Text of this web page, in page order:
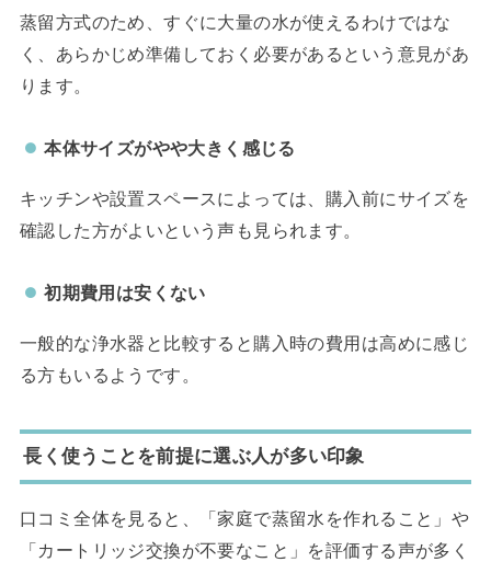
蒸留方式のため、すぐに大量の水が使えるわけではな
く、あらかじめ準備しておく必要があるという意見があ
ります。
本体サイズがやや大きく感じる
キッチンや設置スペースによっては、購入前にサイズを
確認した方がよいという声も見られます。
初期費用は安くない
一般的な浄水器と比較すると購入時の費用は高めに感じ
る方もいるようです。
長く使うことを前提に選ぶ人が多い印象
口コミ全体を見ると、「家庭で蒸留水を作れること」や
「カートリッジ交換が不要なこと」を評価する声が多く